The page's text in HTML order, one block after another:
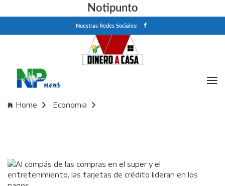
Notipunto
Nuestras Redes Sociales:
Home
Economia